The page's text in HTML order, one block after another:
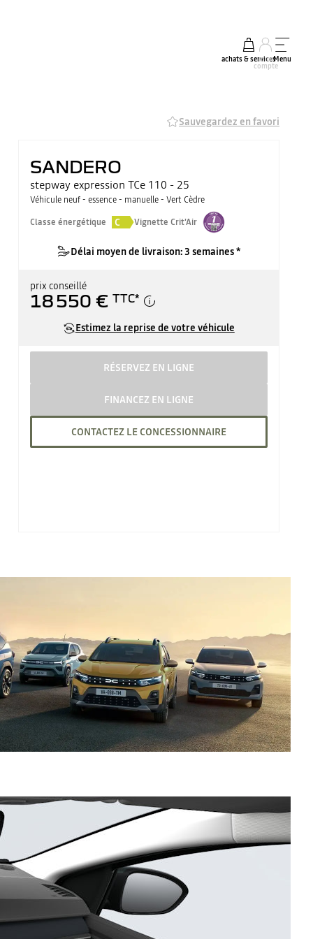
achats & services
mon
compte
Menu
Sauvegardez en favori
SANDERO
stepway expression TCe 110 - 25
Véhicule neuf - essence - manuelle - Vert Cèdre
Classe énergétique
C Vignette Crit'Air
Délai moyen de livraison: 3 semaines *
prix conseillé
18 550 € TTC*
Estimez la reprise de votre véhicule
RÉSERVEZ EN LIGNE
FINANCEZ EN LIGNE
CONTACTEZ LE CONCESSIONNAIRE